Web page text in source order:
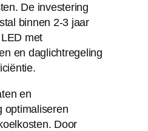
De investering
binnen 2-3 jaar
met
en daglichtregeling
en
optimaliseren
Door